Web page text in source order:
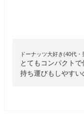
ドーナッツ大好き(40代・
とてもコンパクトで
持ち運びもしやすい